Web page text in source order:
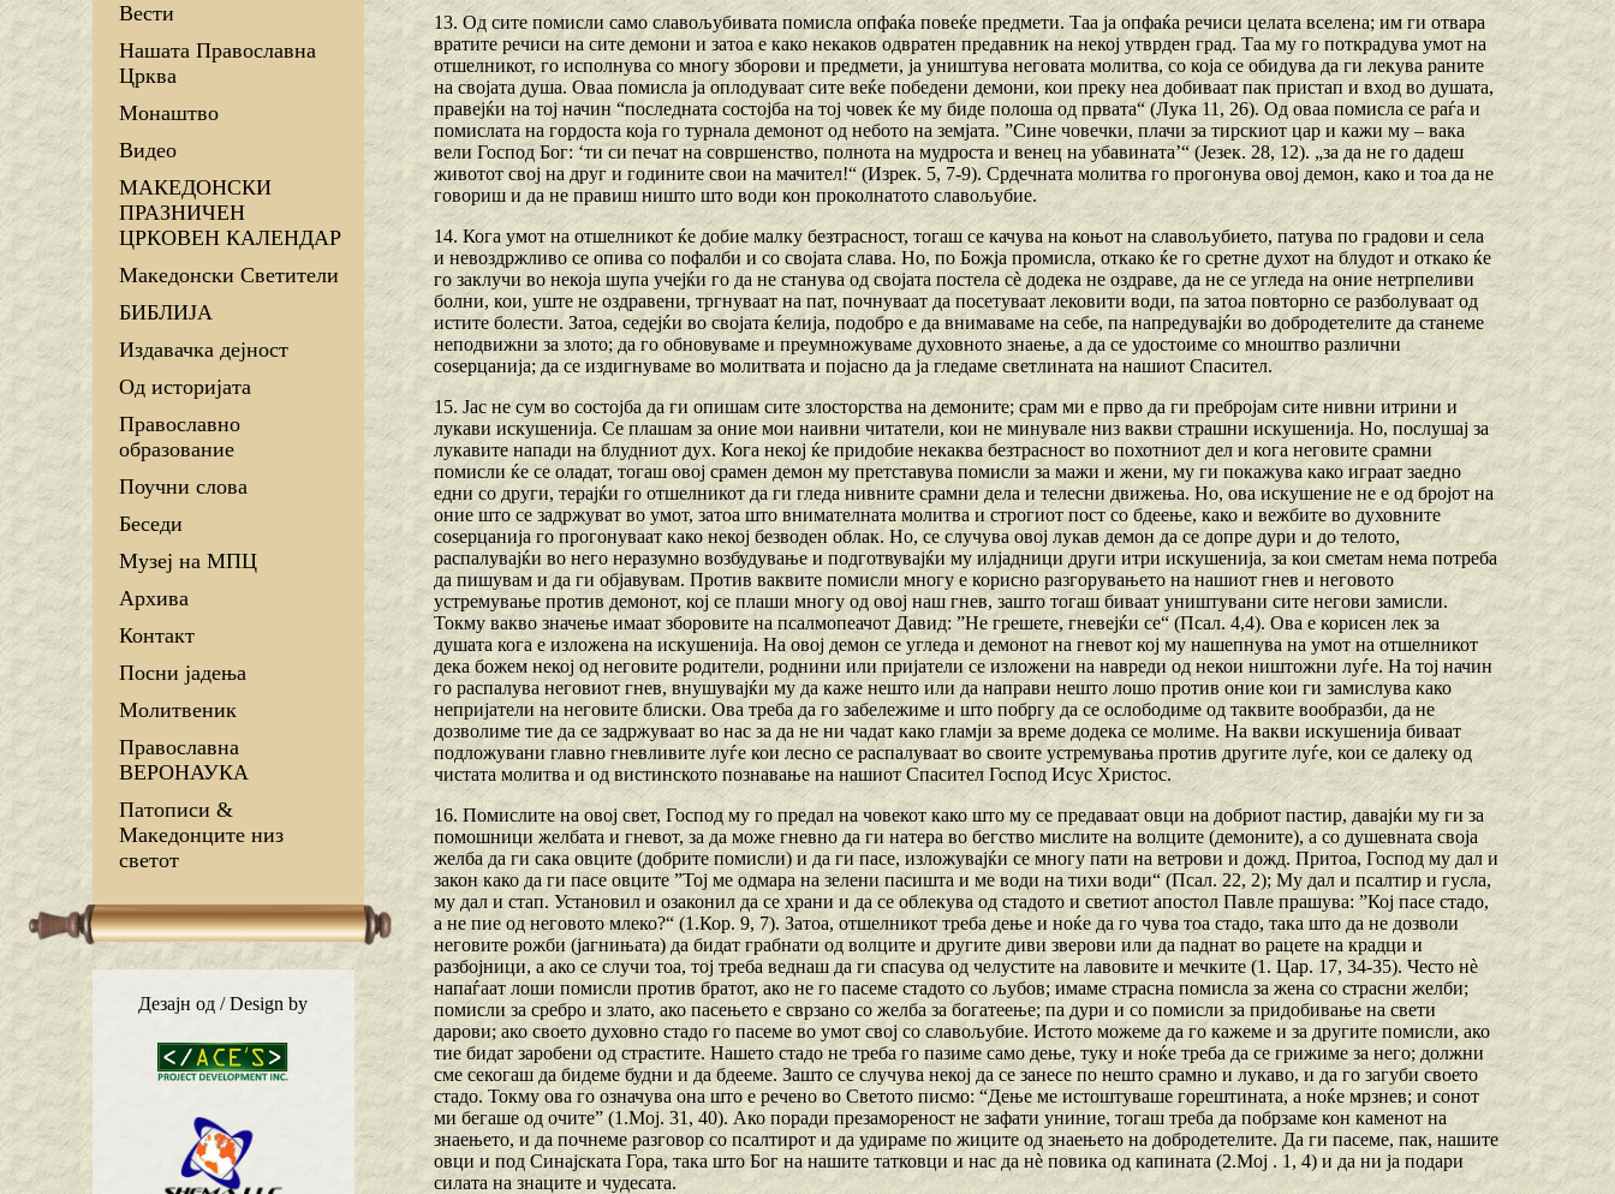
Вести
Нашата Православна
Црква
Монаштво
Видео
МАКЕДОНСКИ
ПРАЗНИЧЕН
ЦРКОВЕН КАЛЕНДАР
Македонски Светители
БИБЛИЈА
Издавачка дејност
Од историјата
Православно
образование
Поучни слова
Беседи
Музеј на МПЦ
Архива
Контакт
Посни јадења
Молитвеник
Православна
ВЕРОНАУКА
Патописи &
Македонците низ
светот
Дезајн од / Design by
13. Од сите помисли само славољубивата помисла опфаќа повеќе предмети. Таа ја опфаќа речиси целата вселена; им ги отвара
вратите речиси на сите демони и затоа е како некаков одвратен предавник на некој утврден град. Таа му го поткрадува умот на
отшелникот, го исполнува со многу зборови и предмети, ја уништува неговата молитва, со која се обидува да ги лекува раните
на својата душа. Оваа помисла ја оплодуваат сите веќе победени демони, кои преку неа добиваат пак пристап и вход во душата,
правејќи на тој начин “последната состојба на тој човек ќе му биде полоша од првата“ (Лука 11, 26). Од оваа помисла се раѓа и
помислата на гордоста која го турнала демонот од небото на земјата. ”Сине човечки, плачи за тирскиот цар и кажи му – вака
вели Господ Бог: ‘ти си печат на совршенство, полнота на мудроста и венец на убавината’“ (Језек. 28, 12). „за да не го дадеш
животот свој на друг и годините свои на мачител!“ (Изрек. 5, 7-9). Срдечната молитва го прогонува овој демон, како и тоа да не
говориш и да не правиш ништо што води кон проколнатото славољубие.
14. Кога умот на отшелникот ќе добие малку безтрасност, тогаш се качува на коњот на славољубието, патува по градови и села
и невоздржливо се опива со пофалби и со својата слава. Но, по Божја промисла, откако ќе го сретне духот на блудот и откако ќе
го заклучи во некоја шупа учејќи го да не станува од својата постела сѐ додека не оздраве, да не се угледа на оние нетрпеливи
болни, кои, уште не оздравени, тргнуваат на пат, почнуваат да посетуваат лековити води, па затоа повторно се разболуваат од
истите болести. Затоа, седејќи во својата ќелија, подобро е да внимаваме на себе, па напредувајќи во добродетелите да станеме
неподвижни за злото; да го обновуваме и преумножуваме духовното знаење, а да се удостоиме со мноштво различни
соѕерцанија; да се издигнуваме во молитвата и појасно да ја гледаме светлината на нашиот Спасител.
15. Јас не сум во состојба да ги опишам сите злосторства на демоните; срам ми е прво да ги пребројам сите нивни итрини и
лукави искушенија. Се плашам за оние мои наивни читатели, кои не минувале низ вакви страшни искушенија. Но, послушај за
лукавите напади на блудниот дух. Кога некој ќе придобие некаква безтрасност во похотниот дел и кога неговите срамни
помисли ќе се оладат, тогаш овој срамен демон му претставува помисли за мажи и жени, му ги покажува како играат заедно
едни со други, терајќи го отшелникот да ги гледа нивните срамни дела и телесни движења. Но, ова искушение не е од бројот на
оние што се задржуват во умот, затоа што внимателната молитва и строгиот пост со бдеење, како и вежбите во духовните
соѕерцанија го прогонуваат како некој безводен облак. Но, се случува овој лукав демон да се допре дури и до телото,
распалувајќи во него неразумно возбудување и подготвувајќи му илјадници други итри искушенија, за кои сметам нема потреба
да пишувам и да ги објавувам. Против ваквите помисли многу е корисно разгорувањето на нашиот гнев и неговото
устремување против демонот, кој се плаши многу од овој наш гнев, зашто тогаш биваат уништувани сите негови замисли.
Токму вакво значење имаат зборовите на псалмопеачот Давид: ”Не грешете, гневејќи се“ (Псал. 4,4). Ова е корисен лек за
душата кога е изложена на искушенија. На овој демон се угледа и демонот на гневот кој му нашепнува на умот на отшелникот
дека божем некој од неговите родители, роднини или пријатели се изложени на навреди од некои ништожни луѓе. На тој начин
го распалува неговиот гнев, внушувајќи му да каже нешто или да направи нешто лошо против оние кои ги замислува како
непријатели на неговите блиски. Ова треба да го забележиме и што побргу да се ослободиме од таквите вообразби, да не
дозволиме тие да се задржуваат во нас за да не ни чадат како гламји за време додека се молиме. На вакви искушенија биваат
подложувани главно гневливите луѓе кои лесно се распалуваат во своите устремувања против другите луѓе, кои се далеку од
чистата молитва и од вистинското познавање на нашиот Спасител Господ Исус Христос.
16. Помислите на овој свет, Господ му го предал на човекот како што му се предаваат овци на добриот пастир, давајќи му ги за
помошници желбата и гневот, за да може гневно да ги натера во бегство мислите на волците (демоните), а со душевната своја
желба да ги сака овците (добрите помисли) и да ги пасе, изложувајќи се многу пати на ветрови и дожд. Притоа, Господ му дал и
закон како да ги пасе овците ”Тој ме одмара на зелени пасишта и ме води на тихи води“ (Псал. 22, 2); My дал и псалтир и гусла,
му дал и стап. Установил и озаконил да се храни и да се облекува од стадото и светиот апостол Павле прашува: ”Кој пасе стадо,
а не пие од неговото млеко?“ (1.Кор. 9, 7). Затоа, отшелникот треба дење и ноќе да го чува тоа стадо, така што да не дозволи
неговите рожби (јагнињата) да бидат грабнати од волците и другите диви зверови или да паднат во рацете на крадци и
разбојници, а ако се случи тоа, тој треба веднаш да ги спасува од челустите на лавовите и мечките (1. Цар. 17, 34-35). Често нѐ
напаѓаат лоши помисли против братот, ако не го пасеме стадото со љубов; имаме страсна помисла за жена со страсни желби;
помисли за сребро и злато, ако пасењето е сврзано со желба за богатеење; па дури и со помисли за придобивање на свети
дарови; ако своето духовно стадо го пасеме во умот свој со славољубие. Истото можеме да го кажеме и за другите помисли, ако
тие бидат заробени од страстите. Нашето стадо не треба го пазиме само дење, туку и ноќе треба да се грижиме за него; должни
сме секогаш да бидеме будни и да бдееме. Зашто се случува некој да се занесе по нешто срамно и лукаво, и да го загуби своето
стадо. Токму ова го означува она што е речено во Светото писмо: “Дење ме истоштуваше горештината, а ноќе мрзнев; и сонот
ми бегаше од очите” (1.Мој. 31, 40). Ако поради презамореност не зафати униние, тогаш треба да побрзаме кон каменот на
знаењето, и да почнеме разговор со псалтирот и да удираме по жиците од знаењето на добродетелите. Да ги пасеме, пак, нашите
овци и под Синајската Гора, така што Бог на нашите татковци и нас да нѐ повика од капината (2.Мој . 1, 4) и да ни ја подари
силата на знаците и чудесата.